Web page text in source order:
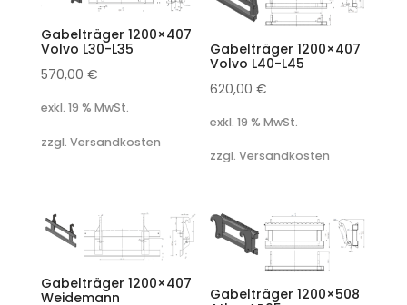
Gabelträger 1200×407
Volvo L30-L35
570,00 €
exkl. 19 % MwSt.
zzgl. Versandkosten
Gabelträger 1200×407
Volvo L40-L45
620,00€
exkl. 19 % MwSt.
zzgl. Versandkosten
Gabelträger 1200×407
Weidemann
Gabelträger 1200×508